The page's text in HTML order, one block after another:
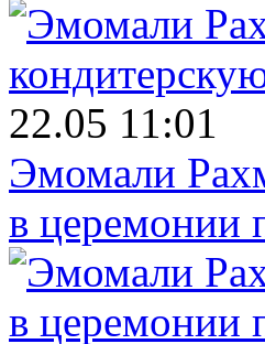
22.05 11:01
Эмомали
в церемонии